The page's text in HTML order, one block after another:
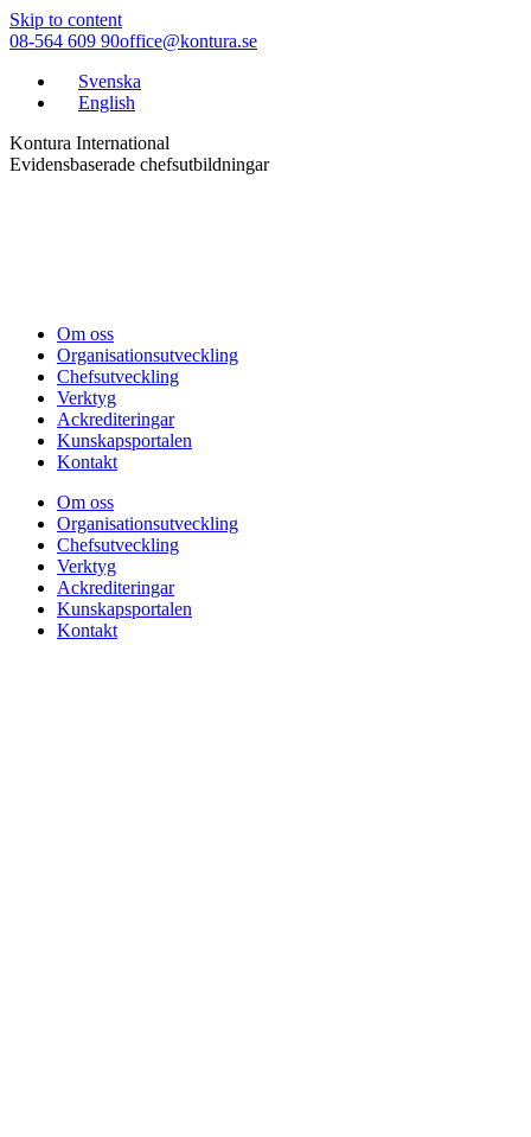
Skip to content
08-564 609 90office@kontura.se
Svenska
English
Kontura International
Evidensbaserade chefsutbildningar
Om oss
Organisationsutveckling
Chefsutveckling
Verktyg
Ackrediteringar
Kunskapsportalen
Kontakt
Om oss
Organisationsutveckling
Chefsutveckling
Verktyg
Ackrediteringar
Kunskapsportalen
Kontakt